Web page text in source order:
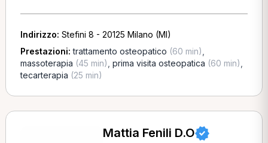
Indirizzo: Stefini 8 - 20125 Milano (MI)
Prestazioni:trattamento osteopatico (60 min)
massoterapia (45 min) prima visita osteopatica (60 min)
tecarterapia (25 min)
Mattia Fenili D.O